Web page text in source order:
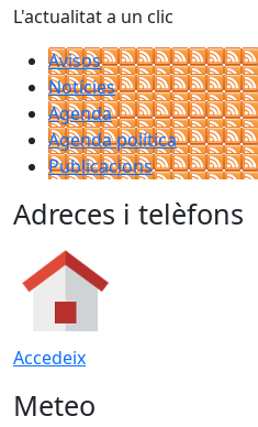
L'actualitat a un clic
Avisos
Notícies
Agenda
Agenda política
Publicacions
Adreces i telèfons
Accedeix
Meteo